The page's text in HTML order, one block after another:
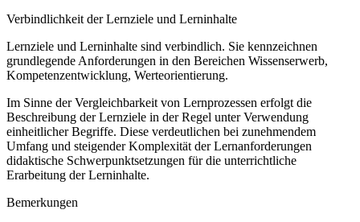
Verbindlichkeit der Lernziele und Lerninhalte
Lernziele und Lerninhalte sind verbindlich. Sie kennzeichnen
grundlegende Anforderungen in den Bereichen Wissenserwerb,
Kompetenzentwicklung, Werteorientierung.
Im Sinne der Vergleichbarkeit von Lernprozessen erfolgt die
Beschreibung der Lernziele in der Regel unter Verwendung
einheitlicher Begriffe. Diese verdeutlichen bei zunehmendem
Umfang und steigender Komplexität der Lernanforderungen
didaktische Schwerpunktsetzungen für die unterrichtliche
Erarbeitung der Lerninhalte.
Bemerkungen